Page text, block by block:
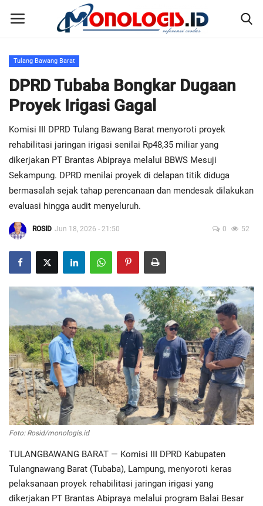
Home
Kontak
Disclaimer
Susunan Redaksi
Pedoman Pemberitaan Media Siber
Nusantara
Galeri
Regional
Pendidikan
Ekonomi
Olahraga
Wisata
Hukum & Kriminal
Internasional
Tulang Bawang Barat
DPRD Tubaba Bongkar Dugaan
Proyek Irigasi Gagal
Komisi III DPRD Tulang Bawang Barat menyoroti proyek
rehabilitasi jaringan irigasi senilai Rp48,35 miliar yang
dikerjakan PT Brantas Abipraya melalui BBWS Mesuji
Sekampung. DPRD menilai proyek di delapan titik diduga
bermasalah sejak tahap perencanaan dan mendesak dilakukan
evaluasi hingga audit menyeluruh.
ROSID Jun 18, 2026 - 21:50 0 52
Foto: Rosid/monologis.id
TULANGBAWANG BARAT — Komisi III DPRD Kabupaten
Tulangnawang Barat (Tubaba), Lampung, menyoroti keras
pelaksanaan proyek rehabilitasi jaringan irigasi yang
dikerjakan PT Brantas Abipraya melalui program Balai Besar